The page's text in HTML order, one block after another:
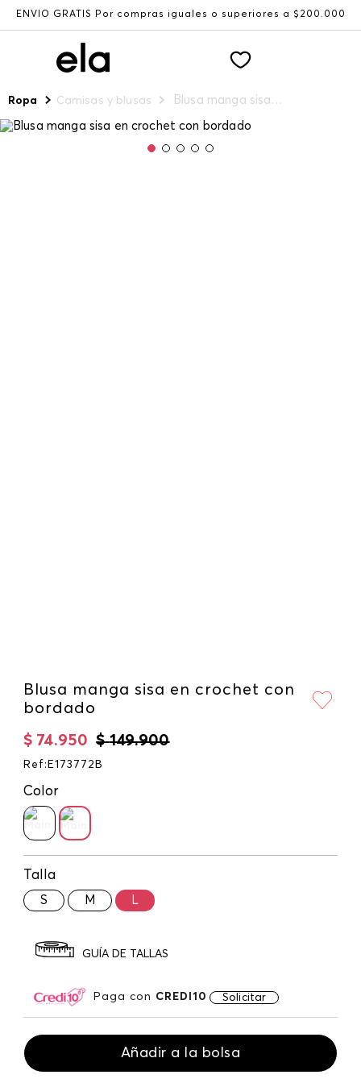
ENVÍO GRATIS Por compras iguales o superiores a $200.000
Ropa Camisas y blusas Blusa manga sisa en crochet con bordado
Blusa manga sisa en crochet con
bordado
$ 149.900
$ 74.950
Ref : E173772B
Color
Talla
S M L
GUÍA DE TALLAS
Paga con CREDI10 Solicitar
Añadir a la bolsa